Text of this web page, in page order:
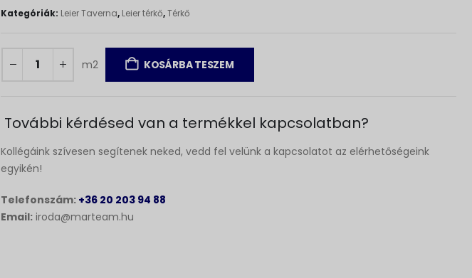
Kategóriák: Leier Taverna, Leier térkő,Térkő
m2 KOSÁRBA TESZEM
További kérdésed van a termékkel kapcsolatban?
Kollégáink szívesen segítenek neked, vedd fel velünk a kapcsolatot az elérhetőségeink
egyikén!
Telefonszám: +36 20 203 94 88
Email: iroda@marteam.hu